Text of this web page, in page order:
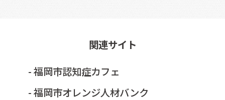
関連サイト
- 福岡市認知症カフェ
- 福岡市オレンジ人材バンク